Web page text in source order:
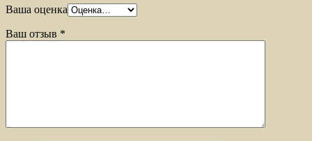
Ваша оценка
Ваш отзыв *